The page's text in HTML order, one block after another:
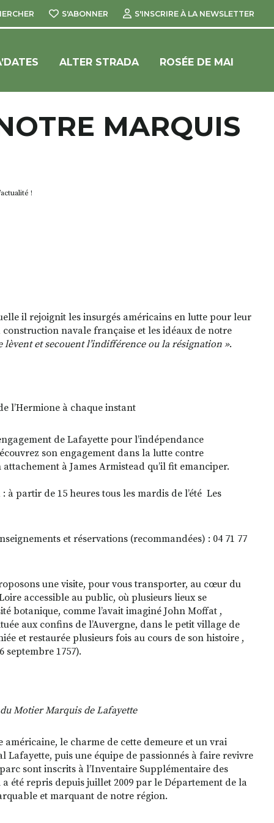
S'ABONNER S'INSCRIRE À LA NEWSLETTER
ALTER STRADA ROSÉE DE MAI
MARQUIS
!
il rejoignit les insurgés américains en lutte pour leur
navale française et les idéaux de notre
et secouent l’indifférence ou la résignation ».
l’Hermione à chaque instant
de Lafayette pour l’indépendance
son engagement dans la lutte contre
à James Armistead qu’il fit emanciper.
partir de 15 heures tous les mardis de l’été Les
et réservations (recommandées) : 04 71 77
une visite, pour vous transporter, au cœur du
accessible au public, où plusieurs lieux se
botanique, comme l’avait imaginé John Moffat ,
aux confins de l’Auvergne, dans le petit village de
et restaurée plusieurs fois au cours de son histoire ,
septembre 1757).
Motier Marquis de Lafayette
américaine, le charme de cette demeure et un vrai
puis une équipe de passionnés à faire revivre
sont inscrits à l’Inventaire Supplémentaire des
été repris depuis juillet 2009 par le Département de la
et marquant de notre région.